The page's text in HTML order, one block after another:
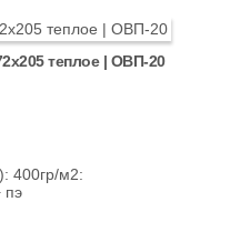
теплое | ОВП-20
400гр/м2:
пэ